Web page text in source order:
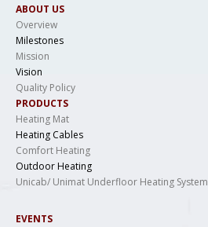
ABOUT US
Overview
Milestones
Mission
Vision
Quality Policy
PRODUCTS
Heating Mat
Heating Cables
Comfort Heating
Outdoor Heating
Unicab/ Unimat Underfloor Heating System
EVENTS